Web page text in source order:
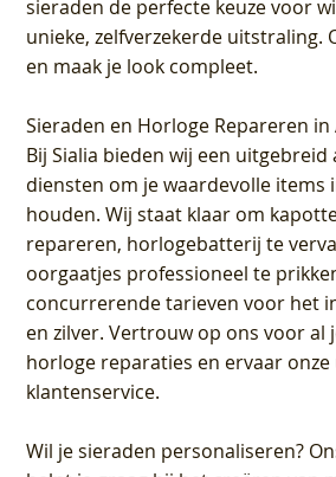
sieraden de perfecte keuze voor
unieke, zelfverzekerde uitstraling.
en maak je look compleet.
Sieraden en Horloge Repareren
Bij Sialia bieden wij een uitgebreid
diensten om je waardevolle items
houden. Wij staat klaar om
repareren, horlogebatterij te
oorgaatjes professioneel te
concurrerende tarieven voor het
en zilver. Vertrouw op ons voor al
horloge reparaties en ervaar
klantenservice.
Wil je sieraden personaliseren?